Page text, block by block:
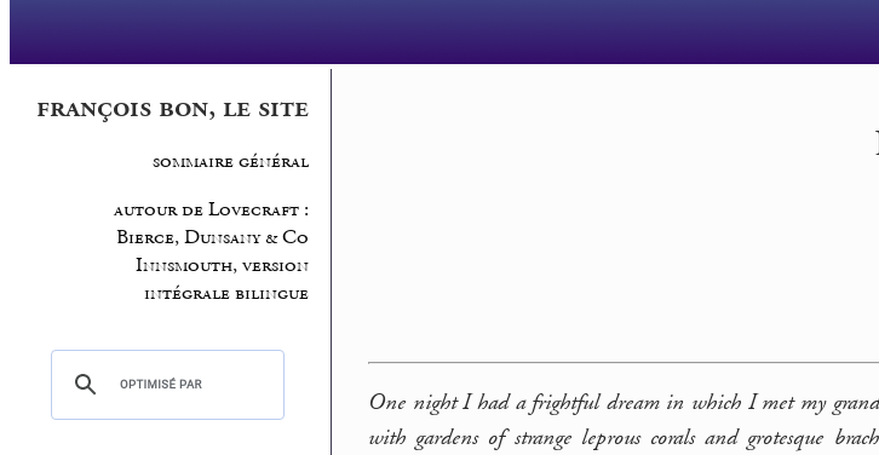
françois bon, le site
sommaire général
autour de Lovecraft :
Bierce, Dunsany & Co
Innsmouth, version
intégrale bilingue
One night I had a frightful dream in which I met my
with gardens of strange leprous corals and grotesque